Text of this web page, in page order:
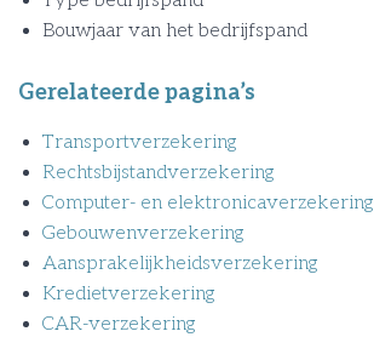
Bouwjaar van het bedrijfspand
Gerelateerde pagina’s
Transportverzekering
Rechtsbijstandverzekering
Computer- en elektronicaverzekering
Gebouwenverzekering
Aansprakelijkheidsverzekering
Kredietverzekering
CAR-verzekering